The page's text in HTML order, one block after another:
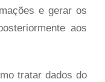
e gerar os
aos
tratar dados do